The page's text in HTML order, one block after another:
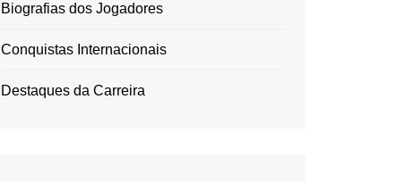
Biografias dos Jogadores
Conquistas Internacionais
Destaques da Carreira